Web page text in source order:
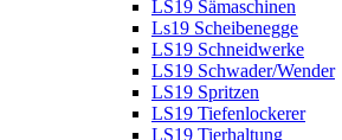
LS19 Sämaschinen
Ls19 Scheibenegge
LS19 Schneidwerke
LS19 Schwader/Wender
LS19 Spritzen
LS19 Tiefenlockerer
LS19 Tierhaltung